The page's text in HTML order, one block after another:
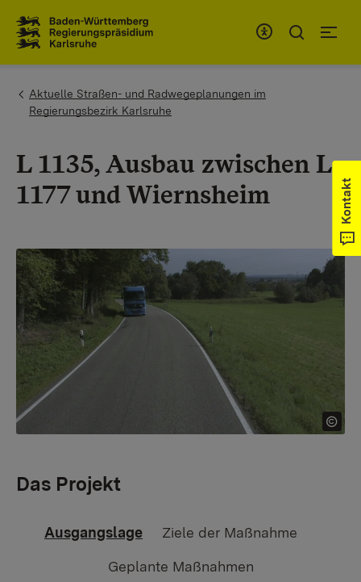
You are here:
Aktuelle Straßen- und Radwegeplanungen im
Regierungsbezirk Karlsruhe
L 1135, Ausbau zwischen L
1177 und Wiernsheim
Das Projekt
Ausgangslage
Ziele der Maßnahme
Geplante Maßnahmen
Kontakt